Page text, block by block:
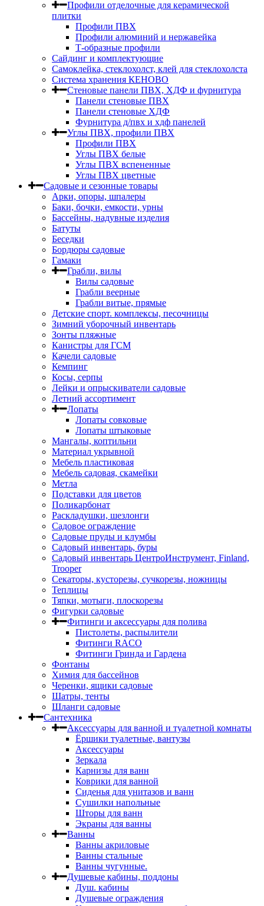
Профили отделочные для керамической
плитки
Профили ПВХ
Профили алюминий и нержавейка
Т-образные профили
Сайдинг и комплектующие
Самоклейка, стеклохолст, клей для стеклохолста
Система хранения КЕНОВО
Стеновые панели ПВХ, ХДФ и фурнитура
Панели стеновые ПВХ
Панели стеновые ХДФ
Фурнитура д/пвх и хдф панелей
Углы ПВХ, профили ПВХ
Профили ПВХ
Углы ПВХ белые
Углы ПВХ вспененные
Углы ПВХ цветные
Садовые и сезонные товары
Арки, опоры, шпалеры
Баки, бочки, емкости, урны
Бассейны, надувные изделия
Батуты
Беседки
Бордюры садовые
Гамаки
Грабли, вилы
Вилы садовые
Грабли веерные
Грабли витые, прямые
Детские спорт. комплексы, песочницы
Зимний уборочный инвентарь
Зонты пляжные
Канистры для ГСМ
Качели садовые
Кемпинг
Косы, серпы
Лейки и опрыскиватели садовые
Летний ассортимент
Лопаты
Лопаты совковые
Лопаты штыковые
Мангалы, коптильни
Материал укрывной
Мебель пластиковая
Мебель садовая, скамейки
Метла
Подставки для цветов
Поликарбонат
Раскладушки, шезлонги
Садовое ограждение
Садовые пруды и клумбы
Садовый инвентарь, буры
Садовый инвентарь ЦентроИнструмент, Finland,
Trooper
Секаторы, кусторезы, сучкорезы, ножницы
Теплицы
Тяпки, мотыги, плоскорезы
Фигурки садовые
Фитинги и аксессуары для полива
Пистолеты, распылители
Фитинги RACO
Фитинги Гринда и Гардена
Фонтаны
Химия для бассейнов
Черенки, ящики садовые
Шатры, тенты
Шланги садовые
Сантехника
Аксессуары для ванной и туалетной комнаты
Ёршики туалетные, вантузы
Аксессуары
Зеркала
Карнизы для ванн
Коврики для ванной
Сиденья для унитазов и ванн
Сушилки напольные
Шторы для ванн
Экраны для ванны
Ванны
Ванны акриловые
Ванны стальные
Ванны чугунные.
Душевые кабины, поддоны
Душ. кабины
Душевые ограждения